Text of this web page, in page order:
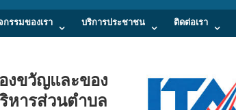
กรรมของเรา บริการประชาชน ติดต่อเรา
ก่น 40120 Tel/Fax : 0-4300-9871 E-Mail:
งขวัญและของ
หารส่วนตำบล